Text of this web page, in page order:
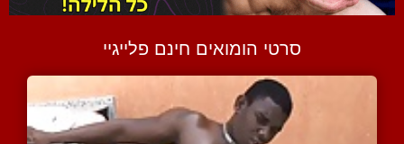
סרטי הומואים חינם פלייגיי